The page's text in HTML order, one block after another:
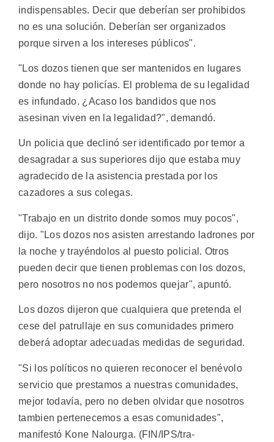
indispensables. Decir que deberían ser prohibidos
no es una solución. Deberían ser organizados
porque sirven a los intereses públicos".
"Los dozos tienen que ser mantenidos en lugares
donde no hay policías. El problema de su legalidad
es infundado. ¿Acaso los bandidos que nos
asesinan viven en la legalidad?", demandó.
Un policia que declinó ser identificado por temor a
desagradar a sus superiores dijo que estaba muy
agradecido de la asistencia prestada por los
cazadores a sus colegas.
"Trabajo en un distrito donde somos muy pocos",
dijo. "Los dozos nos asisten arrestando ladrones por
la noche y trayéndolos al puesto policial. Otros
pueden decir que tienen problemas con los dozos,
pero nosotros no nos podemos quejar", apuntó.
Los dozos dijeron que cualquiera que pretenda el
cese del patrullaje en sus comunidades primero
deberá adoptar adecuadas medidas de seguridad.
"Si los políticos no quieren reconocer el benévolo
servicio que prestamos a nuestras comunidades,
mejor todavía, pero no deben olvidar que nosotros
tambien pertenecemos a esas comunidades",
manifestó Kone Nalourga. (FIN/IPS/tra-